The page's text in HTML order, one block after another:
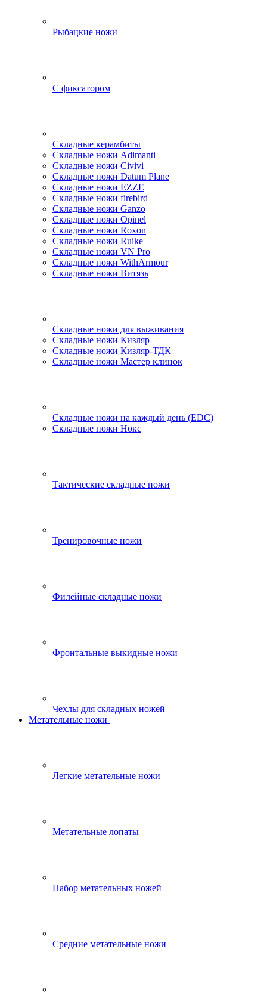
Рыбацкие ножи
С фиксатором
Складные керамбиты
Складные ножи Adimanti
Складные ножи Civivi
Складные ножи Datum Plane
Складные ножи EZZE
Складные ножи firebird
Складные ножи Ganzo
Складные ножи Opinel
Складные ножи Roxon
Складные ножи Ruike
Складные ножи VN Pro
Складные ножи WithArmour
Складные ножи Витязь
Складные ножи для выживания
Складные ножи Кизляр
Складные ножи Кизляр-ТДК
Складные ножи Мастер клинок
Складные ножи на каждый день (EDC)
Складные ножи Нокс
Тактические складные ножи
Тренировочные ножи
Филейные складные ножи
Фронтальные выкидные ножи
Чехлы для складных ножей
Метательные ножи
Легкие метательные ножи
Метательные лопаты
Набор метательных ножей
Средние метательные ножи